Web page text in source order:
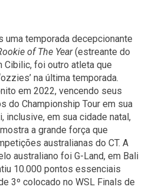
uma temporada decepcionante
of The Year(estreante do
Cibilic, foi outro atleta que
na última temporada.
em 2022, vencendo seus
do Championship Tour em sua
inclusive, em sua cidade natal,
a grande força que
australianas do CT. A
australiano foi G-Land, em Bali
10.000 pontos essenciais
3º colocado no WSL Finals de